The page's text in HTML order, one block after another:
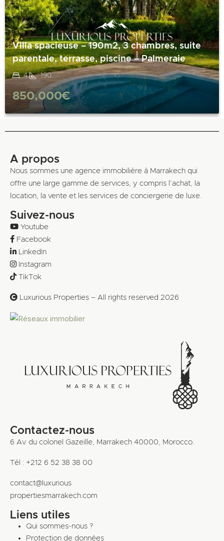
Villa spacieuse – 190m2, 3 chambres, suite
parentale, terrasse, piscine – Palmeraie
4 190
850,000€
A propos
Nous sommes une agence immobilière à Marrakech qui
offre une large gamme de services, y compris l’achat, la
location, la vente et les services de conciergerie de luxe.
Suivez-nous
Youtube
Facebook
LinkedIn
Instagram
TikTok
Luxurious Properties – All rights reserved 2026
Contactez-nous
6 Av. du colonel Gazeille, Marrakech 40000, Morocco.
Tél : +212 6 52 38 38 00
contact@luxurious
propertiesmarrakech.com
Liens utiles
Qui sommes-nous ?
Protection de données